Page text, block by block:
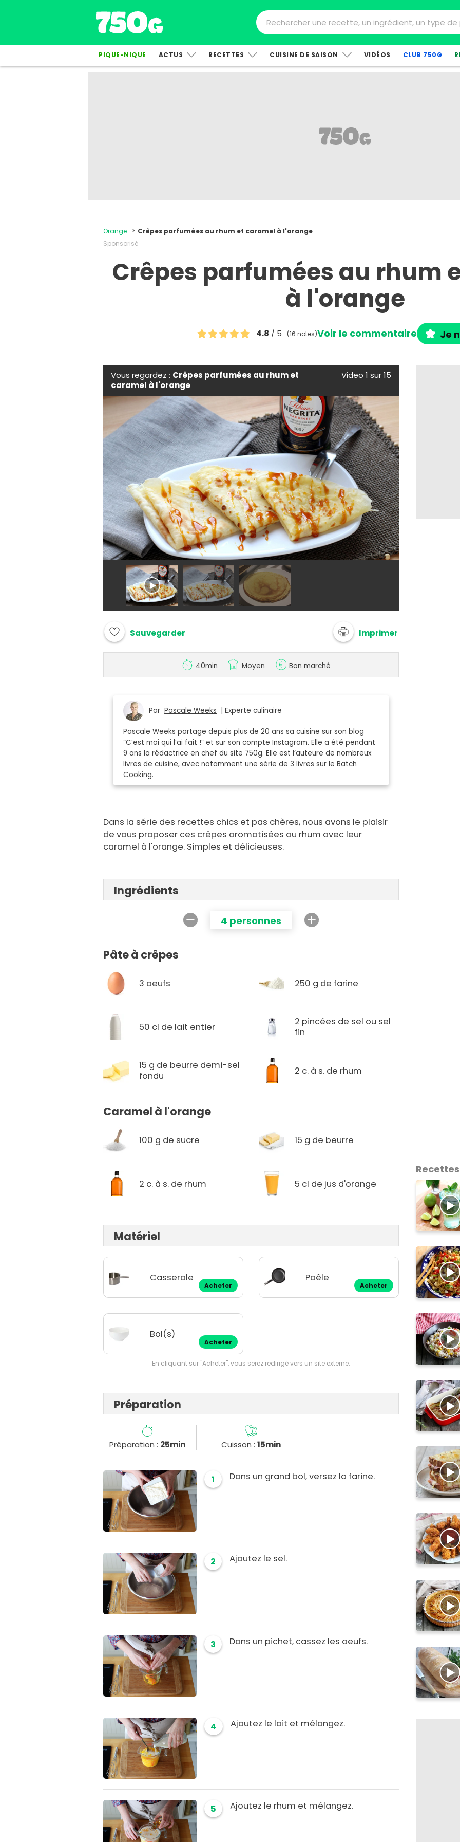
PIQUE-NIQUE ACTUS RECETTES CUISINE DE SAISON VIDÉOS CLUB 750G
Orange
Crêpes parfumées au rhum et caramel à l'orange
Sponsorisé
Crêpes parfumées au rhum
à l'orange
4.8 / 5 (16 notes)Voir le commentaire Je
Vous regardez : Crêpes parfumées au rhum et
caramel à l'orange
Video 1 sur 15
Sauvegarder Imprimer
40min Moyen Bon marché
ParPascale Weeks | Experte culinaire
Pascale Weeks partage depuis plus de 20 ans sa cuisine sur son blog
“C’est moi qui l’ai fait !” et sur son compte Instagram. Elle a été pendant
9 ans la rédactrice en chef du site 750g. Elle est l’auteure de nombreux
livres de cuisine, avec notamment une série de 3 livres sur le Batch
Cooking.
Dans la série des recettes chics et pas chères, nous avons le plaisir
de vous proposer ces crêpes aromatisées au rhum avec leur
caramel à l'orange. Simples et délicieuses.
Ingrédients
4 personnes
Pâte à crêpes
3 oeufs 250 g de farine
50 cl de lait entier
2 pincées de sel ou sel
fin
15 g de beurre demi-sel
fondu
2 c. à s. de rhum
Caramel à l'orange
100 g de sucre 15 g de beurre
2 c. à s. de rhum 5 cl de jus d'orange
Matériel
Casserole
Acheter
Poêle
Acheter
Bol(s)
Acheter
En cliquant sur "Acheter", vous serez redirigé vers un site externe.
Préparation
Préparation : 25min Cuisson :15min
1 Dans un grand bol, versez la farine.
2 Ajoutez le sel.
3 Dans un pichet, cassez les oeufs.
4 Ajoutez le lait et mélangez.
5 Ajoutez le rhum et mélangez.